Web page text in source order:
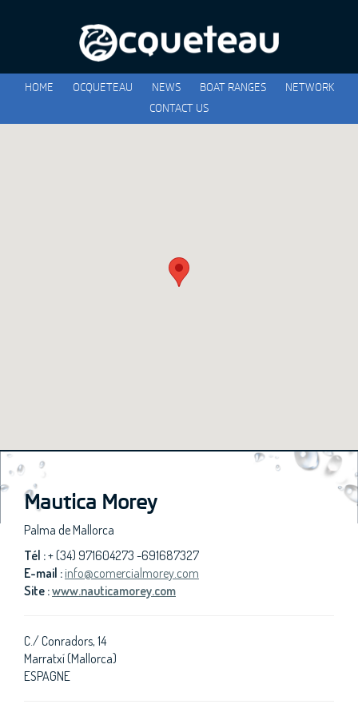
HOME OCQUETEAU NEWS BOAT RANGES
NETWORK
CONTACT US
Mautica Morey
Palma de Mallorca
Tél :+ (34) 971604273 -691687327
E-mail : info@comercialmorey.com
Site :www.nauticamorey.com
C./ Conradors, 14
Marratxí (Mallorca)
ESPAGNE